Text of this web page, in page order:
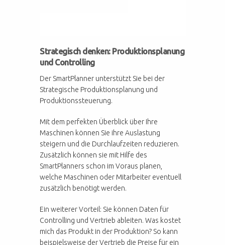
Strategisch denken: Produktionsplanung
und Controlling
Der SmartPlanner unterstützt Sie bei der
Strategische Produktionsplanung und
Produktionssteuerung.
Mit dem perfekten Überblick über Ihre
Maschinen können Sie ihre Auslastung
steigern und die Durchlaufzeiten reduzieren.
Zusätzlich können sie mit Hilfe des
SmartPlanners schon im Voraus planen,
welche Maschinen oder Mitarbeiter eventuell
zusätzlich benötigt werden.
Ein weiterer Vorteil: Sie können Daten für
Controlling und Vertrieb ableiten. Was kostet
mich das Produkt in der Produktion? So kann
beispielsweise der Vertrieb die Preise für ein